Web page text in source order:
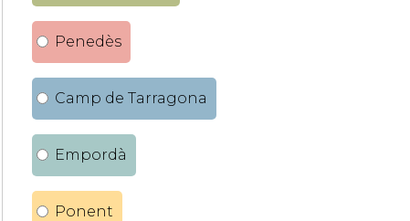
Penedès
Camp de Tarragona
Empordà
Ponent